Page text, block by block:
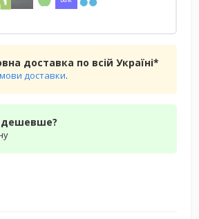
доставка по всій Україні*
доставки.